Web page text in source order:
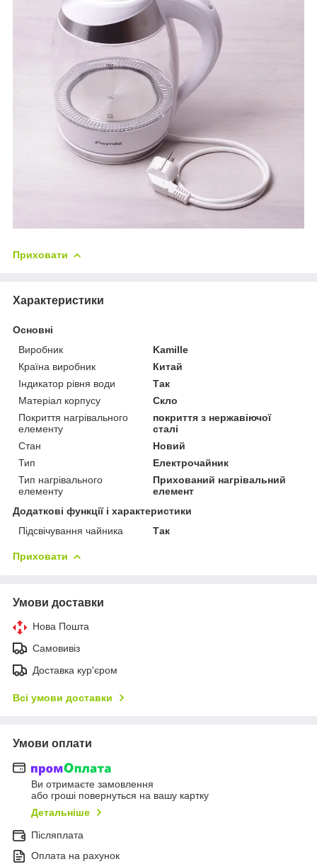
Приховати
Характеристики
Основні
Виробник
Kamille
Країна виробник
Китай
Індикатор рівня води
Так
Матеріал корпусу
Скло
Покриття нагрівального
елементу
покриття з нержавіючої
сталі
Стан
Новий
Тип
Електрочайник
Тип нагрівального
елементу
Прихований нагрівальний
елемент
Додаткові функції і характеристики
Підсвічування чайника
Так
Приховати
Умови доставки
Нова Пошта
Самовивіз
Доставка кур'єром
Всі умови доставки
Умови оплати
Ви отримаєте замовлення
або гроші повернуться на вашу картку
Детальніше
Післяплата
Оплата на рахунок